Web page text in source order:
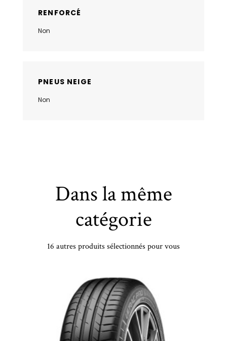
RENFORCÉ
Non
PNEUS NEIGE
Non
Dans la même
catégorie
16 autres produits sélectionnés pour vous